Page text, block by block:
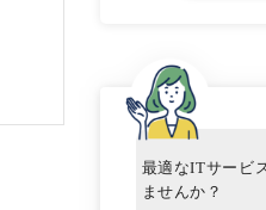
最適なITサービ
ませんか？